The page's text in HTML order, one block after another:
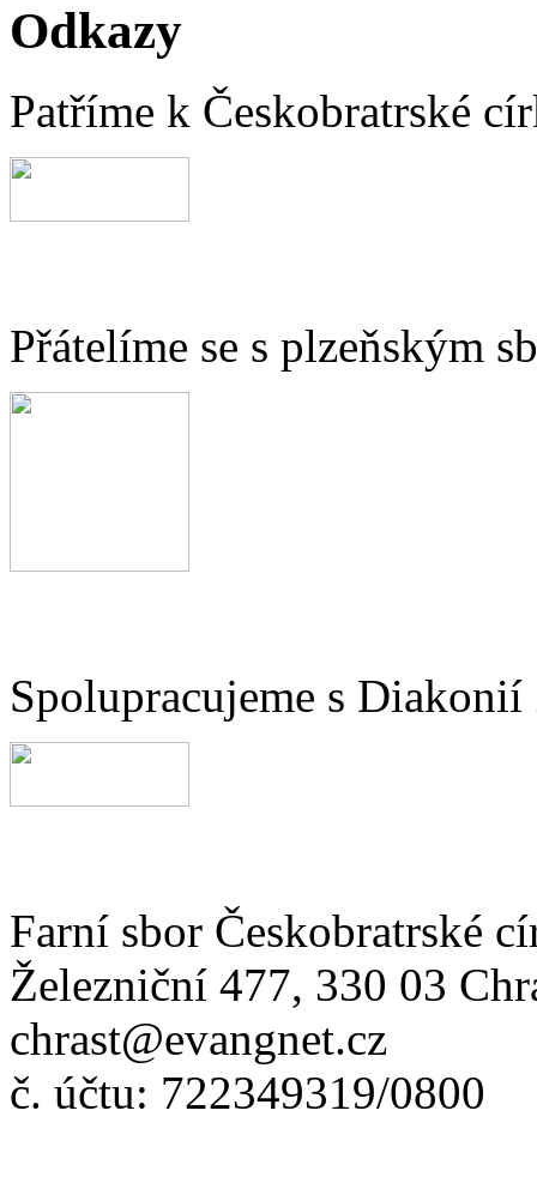
Odkazy
Patříme k Českobratrské
Přátelíme se s plzeňským
Spolupracujeme s Diakonií
Farní sbor Českobratrské
Železniční 477, 330 03
chrast@evangnet.cz
č. účtu: 722349319/0800